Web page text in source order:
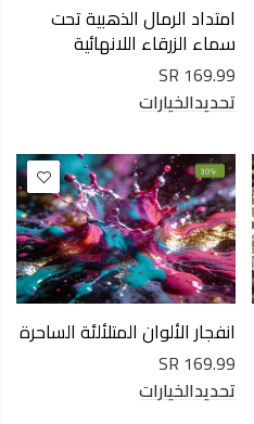
امتداد الرمال الذهبية تحت
سماء الزرقاء اللانهائية
169.99 SR
تحديدالخيارات
-30%
انفجار الألوان المتلألئة الساحرة
169.99 SR
تحديدالخيارات